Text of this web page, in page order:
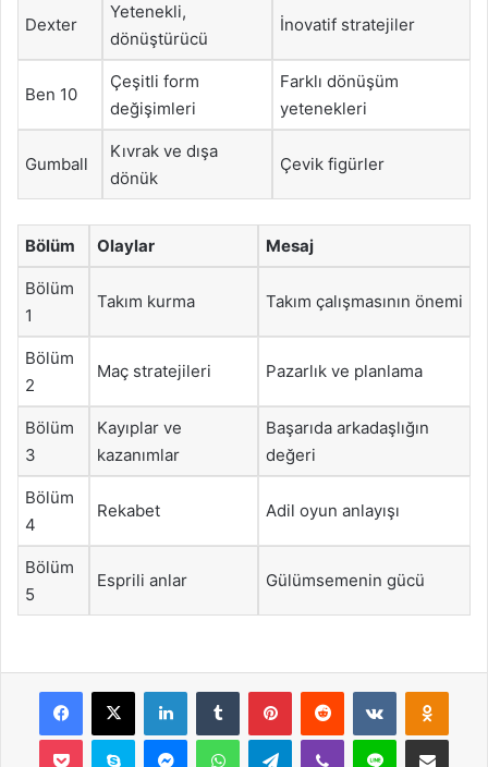
Dexter
Yetenekli,
dönüştürücü
İnovatif stratejiler
Ben 10
Çeşitli form
değişimleri
Farklı dönüşüm
yetenekleri
Gumball
Kıvrak ve dışa
dönük
Çevik figürler
Bölüm Olaylar Mesaj
Bölüm
1
Takım kurma Takım çalışmasının önemi
Bölüm
2
Maç stratejileri Pazarlık ve planlama
Bölüm
3
Kayıplar ve
kazanımlar
Başarıda arkadaşlığın
değeri
Bölüm
4
Rekabet Adil oyun anlayışı
Bölüm
5
Esprili anlar Gülümsemenin gücü
Facebook
X LinkedInTumblr PinterestReddit VKontakte
Pocket Skype MessengerWhatsAppTelegramViber Line E-Posta ile